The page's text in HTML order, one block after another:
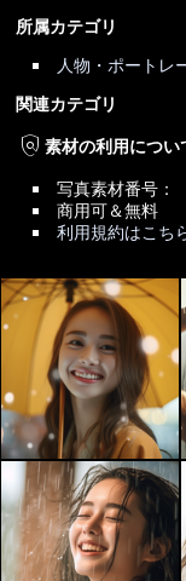
所属カテゴリ
人物・ポートレ
関連カテゴリ
policy素材の利用につい
写真素材番号：
商用可＆無料
利用規約はこち